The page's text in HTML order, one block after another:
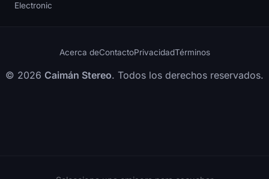
Electronic
Acerca deContactoPrivacidadTérminos
© 2026 Caimán Stereo. Todos los derechos reservados.